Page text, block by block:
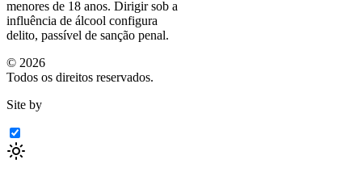
menores de 18 anos. Dirigir sob a
influência de álcool configura
delito, passível de sanção penal.
© 2026
Todos os direitos reservados.
Site by